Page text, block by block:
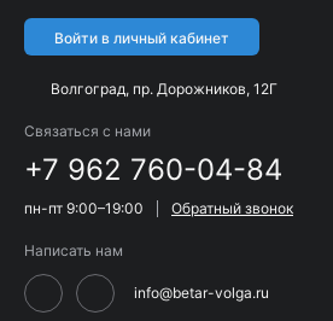
Войти в личный кабинет
Волгоград, пр. Дорожников, 12Г
Связаться с нами
+7 962 760-04-84
пн-пт 9:00–19:00 Обратный звонок
Написать нам
info@betar-volga.ru